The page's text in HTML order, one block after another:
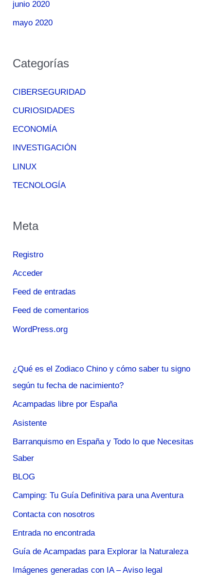
junio 2020
mayo 2020
Categorías
CIBERSEGURIDAD
CURIOSIDADES
ECONOMÍA
INVESTIGACIÓN
LINUX
TECNOLOGÍA
Meta
Registro
Acceder
Feed de entradas
Feed de comentarios
WordPress.org
¿Qué es el Zodiaco Chino y cómo saber tu signo
según tu fecha de nacimiento?
Acampadas libre por España
Asistente
Barranquismo en España y Todo lo que Necesitas
Saber
BLOG
Camping: Tu Guía Definitiva para una Aventura
Contacta con nosotros
Entrada no encontrada
Guía de Acampadas para Explorar la Naturaleza
Imágenes generadas con IA – Aviso legal